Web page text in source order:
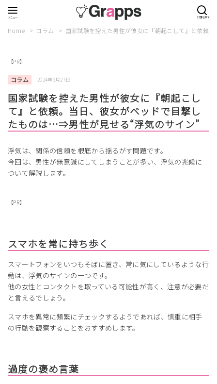
Home コラム 国家試験を控えた男性が彼女に『朝起こして』と依頼
【PR】
コラム 2024年9月27日
国家試験を控えた男性が彼女に『朝起こし
て』と依頼。当日、彼女がベッドで目撃し
たものは…⇒男性が見せる“浮気のサイン”
浮気は、関係の信頼を根底から揺るがす問題です。
今回は、男性が無意識にしてしまうことが多い、浮気の兆候に
ついて解説します。
【PR】
スマホを常に持ち歩く
スマートフォンをいつもそばに置き、常に気にしているような行
動は、浮気のサインの一つです。
他の女性とコンタクトを取っている可能性が高く、注意が必要だ
と言えるでしょう。
スマホを異常に頻繁にチェックするようであれば、慎重に相手
の行動を観察することをおすすめします。
過度の褒め言葉